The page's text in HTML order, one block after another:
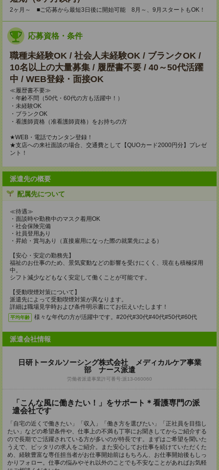
2ヶ月～ ■ご応募から最短3日後に開始可能 8月～、9月スタートもOK！
応募資格・条件
職種未経験OK / 社会人未経験OK / ブランクOK /
10名以上の大量募集 / 履歴書不要 / 40～50代活躍
中 / WEB登録・面接OK
≪履歴書不要≫
・年齢不問（50代・60代の方も活躍中！）
・未経験OK
・ブランクOK
・看護師資格（准看護師資格）をお持ちの方
★WEB・電話でカンタン登録！
★支店への来社面談の場合、交通費として【QUOカード2000円分】プレゼ
ント！
派遣先の概要
配属先について
≪待遇≫
・面談時や勤務中のマスク着用OK
・社会保険完備
・社員登用あり
・昇給・賞与あり（直接雇用になった際の就業先による）
【安心・安定の勤務先】
福祉のお仕事のため、景気変動などの影響を受けにくく、現在も積極採用
中。
シフト減少などもなく安定して働くことが可能です。
【受動喫煙対策について】
派遣先によって受動喫煙対策が異なります。
詳細は職場見学時および条件明示書にてお伝えいたします！
平均年齢 様々な年代の方が活躍中です。#20代#30代#40代#50代#60代
派遣会社情報
日研トータルソーシング株式会社 メディカルケア事業
部 ナース派遣
労働者派遣事業許可番号:派13-060060
「こんな風に働きたい！」をサポート＊看護専門の派
遣会社です
「自宅の近くで働きたい」「収入」「働き方を選びたい」「正社員を目指し
たい」などの希望条件や、仕事上の不満も丁寧にお聞きしてからご紹介する
ので長期でご活躍されている方が多いのが特長です。まずはご希望を聞いた
うえで、ピッタリの求人をご紹介。また安心してお仕事を続けていただくた
め、経験豊富な専任担当者がお仕事開始前はもちろん、お仕事開始後もしっ
かりフォロー。仕事の悩みやそれ以外のことでも不安なことがあればお気軽